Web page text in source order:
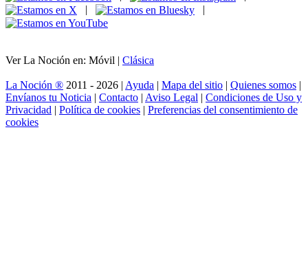
|
|
Ver La Noción en: Móvil | Clásica
La Noción ® 2011 - 2026 | Ayuda | Mapa del sitio | Quienes somos |
Envíanos tu Noticia | Contacto | Aviso Legal | Condiciones de Uso y
Privacidad | Política de cookies | Preferencias del consentimiento de
cookies